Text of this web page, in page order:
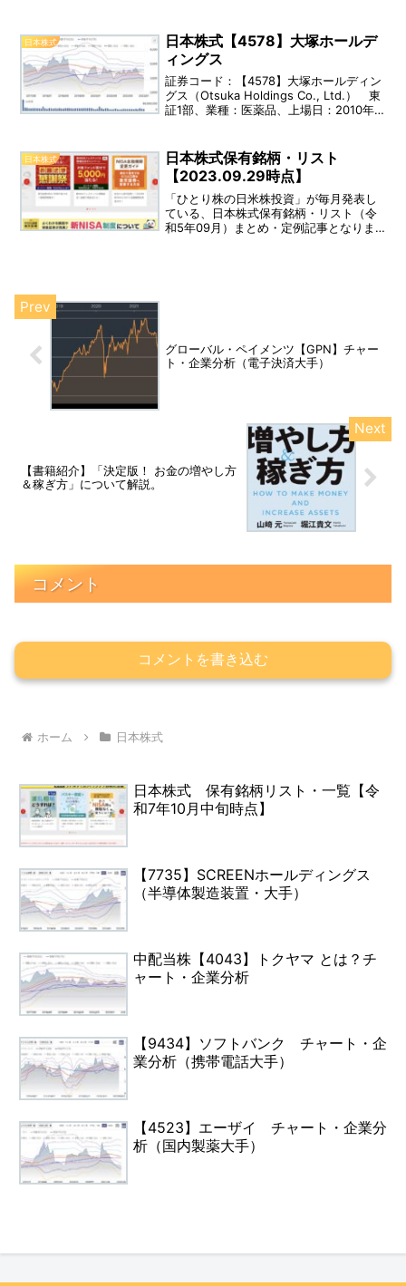
5.15％（2022年04月18日時点） 事業内
容：「ゆうちょ銀行」は銀行業に従事す
る日本の会社です。
日本株式
日本株式【4578】大塚ホールデ
ィングス
証券コード：【4578】大塚ホールディン
グス（Otsuka Holdings Co., Ltd.） 東
証1部、業種：医薬品、上場日：2010年
内容：大塚ホールディングスは、医療関
連・ニュートラシューティカルズ関連・
消費者関連・倉庫・運送業、液晶・分光
事業・化学薬品等のその他の事業を行っ
ています。
日本株式
日本株式保有銘柄・リスト
【2023.09.29時点】
「ひとり株の日米株投資」が毎月発表し
ている、日本株式保有銘柄・リスト（令
和5年09月）まとめ・定例記事となりま
グローバル・ペイメンツ【GPN】チャー
ト・企業分析（電子決済大手）
【書籍紹介】「決定版！ お金の増やし方
＆稼ぎ方」について解説。
コメント
コメントを書き込む
ホーム 日本株式
日本株式 保有銘柄リスト・一覧【令
和7年10月中旬時点】
【7735】SCREENホールディングス
（半導体製造装置・大手）
中配当株【4043】トクヤマ とは？チ
ャート・企業分析
【9434】ソフトバンク チャート・企
業分析（携帯電話大手）
【4523】エーザイ チャート・企業分
析（国内製薬大手）